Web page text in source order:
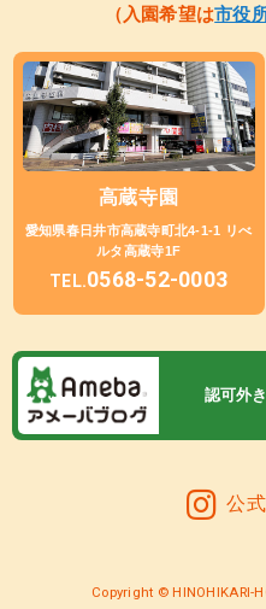
（入園希望は市役
高蔵寺園
愛知県春日井市高蔵寺町北4-1-1 リべ
ルタ高蔵寺1F
TEL.0568-52-0003
認可外
公
Copyright © HINOHIKARI-